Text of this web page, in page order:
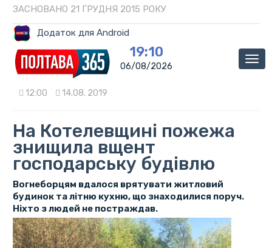
ЗАСНОВАНО 21 ГРУДНЯ 2015 РОКУ
Додаток для Android
19:10
06/08/2026
12:00 14.08. 2019
На Котелевщині пожежа
знищила вщент
господарську будівлю
Вогнеборцям вдалося врятувати житловий
будинок та літню кухню, що знаходилися поруч.
Ніхто з людей не постраждав.